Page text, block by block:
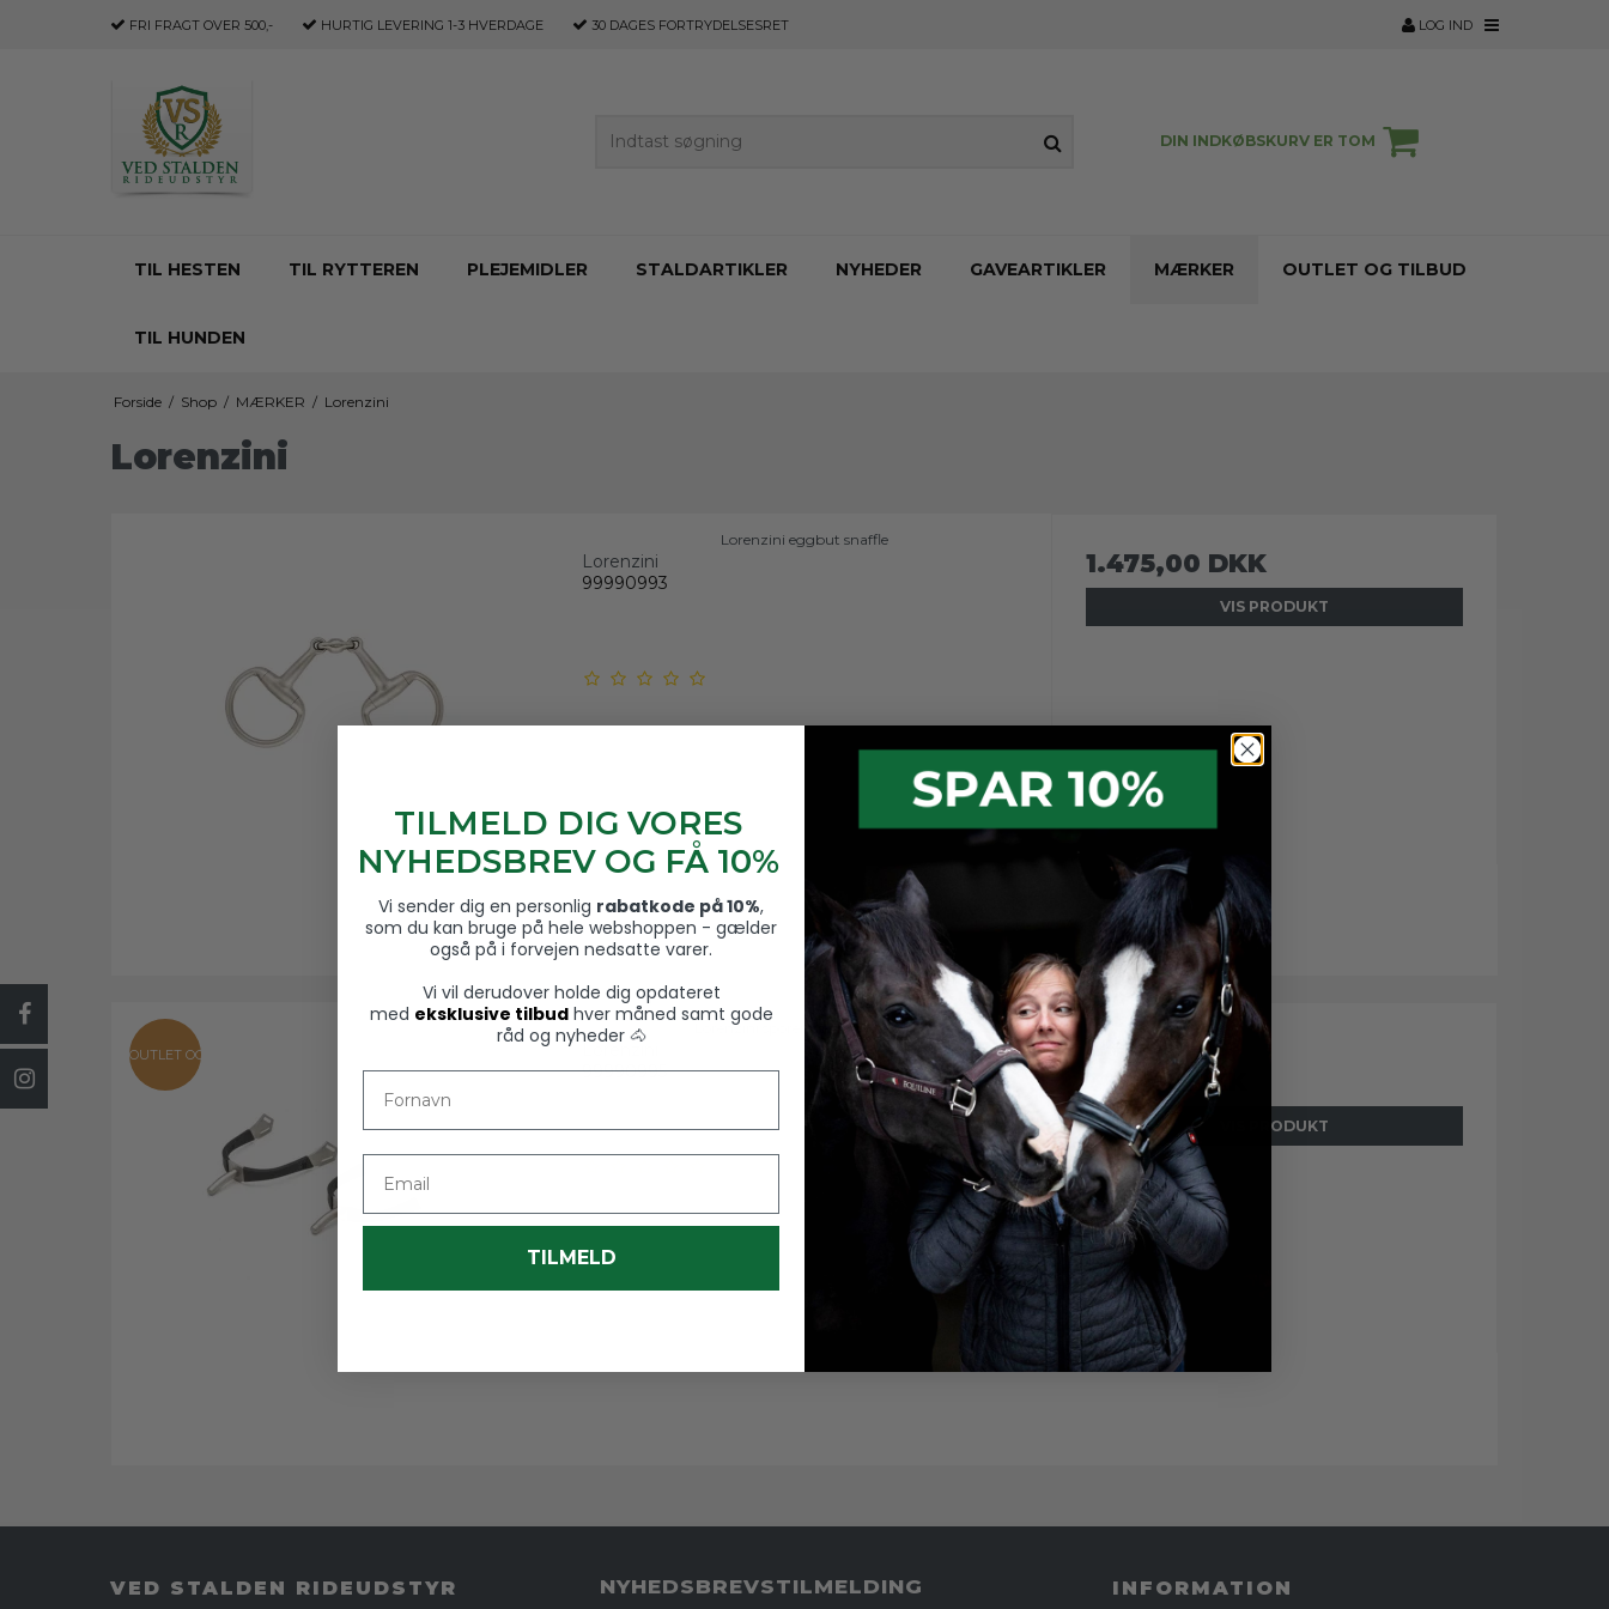
FRI FRAGT OVER 500,- HURTIG LEVERING 1-3 HVERDAGE 30 DAGES FORTRYDELSESRET LOG IND
DIN INDKØBSKURV ER TOM
TIL HESTEN TIL RYTTEREN PLEJEMIDLER STALDARTIKLER NYHEDER GAVEARTIKLER MÆRKER OUTLET OG TILBUD
TIL HUNDEN
Forside / Shop / MÆRKER / Lorenzini
Lorenzini
Lorenzini eggbut snaffle
Lorenzini
99990993
1.475,00 DKK
VIS PRODUKT
OUTLET OG TILBUD
Lorenzini sporer med rund ende
99990995
549,00 DKK
329,40 DKK
VIS PRODUKT
VED STALDEN RIDEUDSTYR NYHEDSBREVSTILMELDING INFORMATION
TILMELD DIG VORES
NYHEDSBREV OG FÅ 10%
Vi sender dig en personlig rabatkode på 10%,
som du kan bruge på hele webshoppen - gælder
også på i forvejen nedsatte varer.
Vi vil derudover holde dig opdateret
med eksklusive tilbudhver måned samt gode
råd og nyheder 🐴
TILMELD